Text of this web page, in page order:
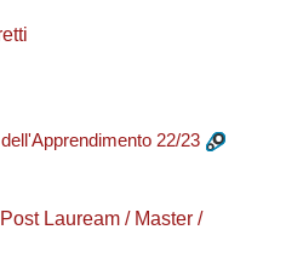
22/23
Lauream / Master /